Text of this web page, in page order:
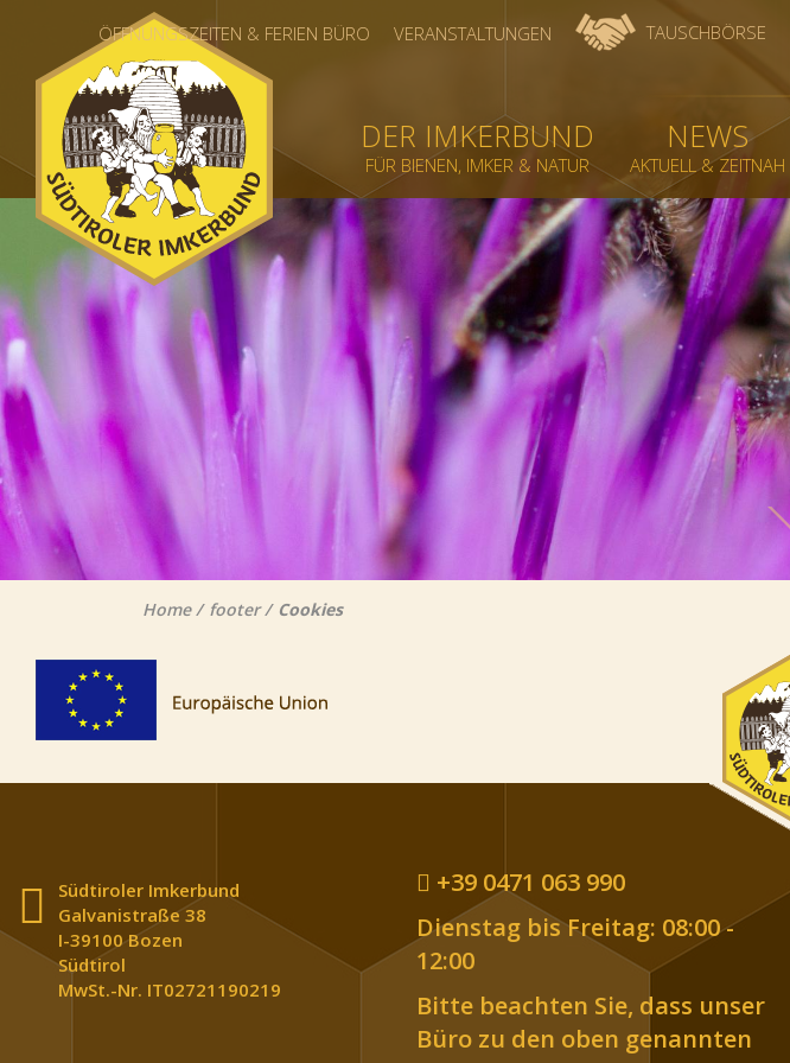
ÖFFNUNGSZEITEN & FERIEN BÜRO VERANSTALTUNGEN TAUSCHBÖRSE
DER IMKERBUND
FÜR BIENEN, IMKER & NATUR
NEWS
AKTUELL & ZEITNAH
Home footer Cookies
Südtiroler Imkerbund
Galvanistraße 38
I-39100 Bozen
Südtirol
MwSt.-Nr. IT02721190219
+39 0471 063 990
Dienstag bis Freitag: 08:00 -
12:00
Bitte beachten Sie, dass unser
Büro zu den oben genannten